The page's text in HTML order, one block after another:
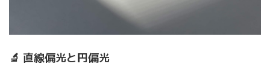
🔬 直線偏光と円偏光